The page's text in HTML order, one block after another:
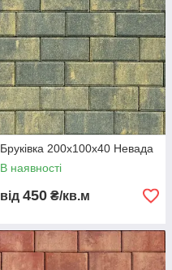
Бруківка 200х100х40 Невада
В наявності
від 450 ₴/кв.м